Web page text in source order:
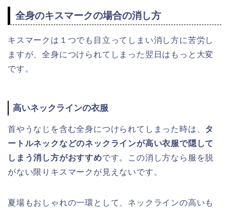
全身のキスマークの場合の消し方
キスマークは１つでも目立ってしまい消し方に苦労し
ますが、全身につけられてしまった翌日はもっと大変
です。
高いネックラインの衣服
首やうなじを含む全身につけられてしまった時は、 タ
ートルネックなどのネックラインが高い衣服で隠して
しまう消し方がおすすめです。この消し方なら服を脱
がない限りキスマークが見えないです。
夏場もおしゃれの一環として、ネックラインの高いも